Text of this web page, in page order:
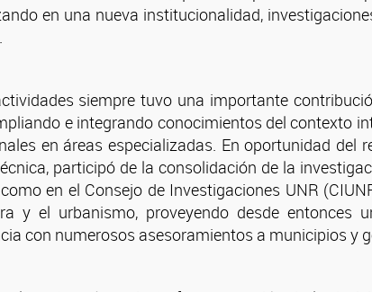
en una nueva institucionalidad,
siempre tuvo una importante
pliando e integrando conocimientos del contexto
en áreas especializadas. En oportunidad del
participó de la consolidación de la
como en el Consejo de Investigaciones UNR
y el urbanismo, proveyendo desde entonces
con numerosos asesoramientos a municipios y